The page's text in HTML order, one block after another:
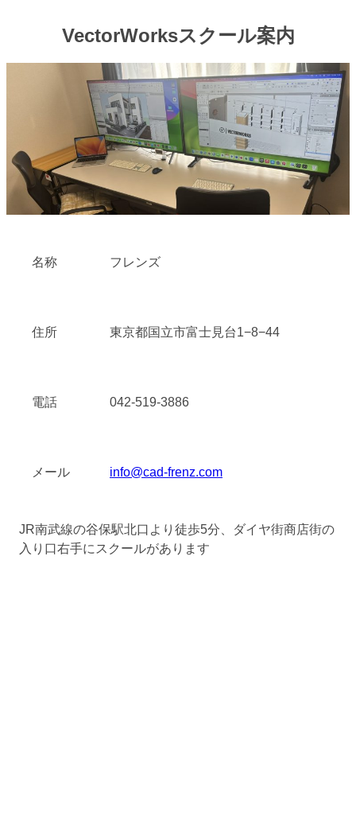
VectorWorksスクール案内
名称 フレンズ
住所 東京都国立市富士見台1−8−44
電話 042-519-3886
メール info@cad-frenz.com
JR南武線の谷保駅北口より徒歩5分、ダイヤ街商店街の
入り口右手にスクールがあります